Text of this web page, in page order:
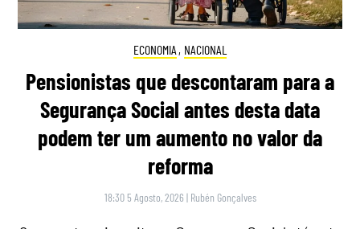
ECONOMIA , NACIONAL
Pensionistas que descontaram para a
Segurança Social antes desta data
podem ter um aumento no valor da
reforma
18:30 5 Agosto, 2026 | Rubén Gonçalves